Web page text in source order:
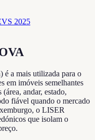
2025
é a mais utilizada para o
em imóveis semelhantes
andar, estado,
fiável quando o mercado
o LISER
que isolam o